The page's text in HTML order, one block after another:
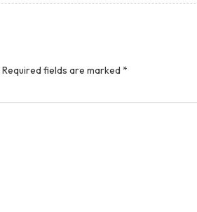
Required fields are marked *